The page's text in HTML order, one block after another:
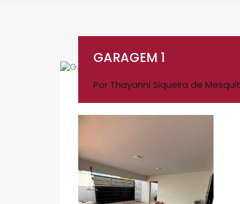
GARAGEM 1
Por Thayanni Siqueira de